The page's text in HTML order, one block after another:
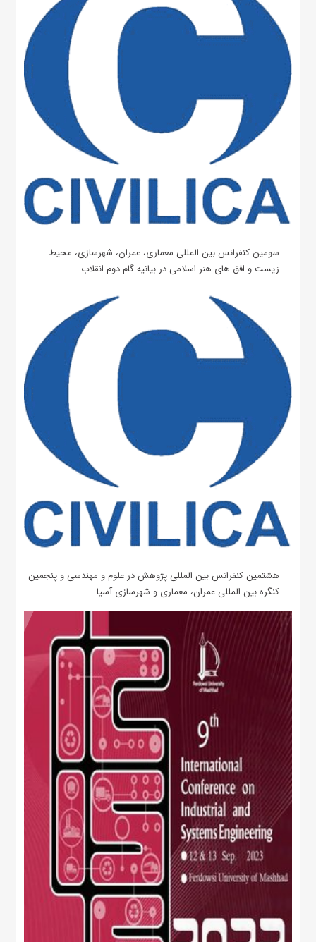
سومین کنفرانس بین المللی معماری، عمران، شهرسازی، محیط
زیست و افق های هنر اسلامی در بیانیه گام دوم انقلاب
هشتمین کنفرانس بین المللی پژوهش در علوم و مهندسی و پنجمین
کنگره بین المللی عمران، معماری و شهرسازی آسیا